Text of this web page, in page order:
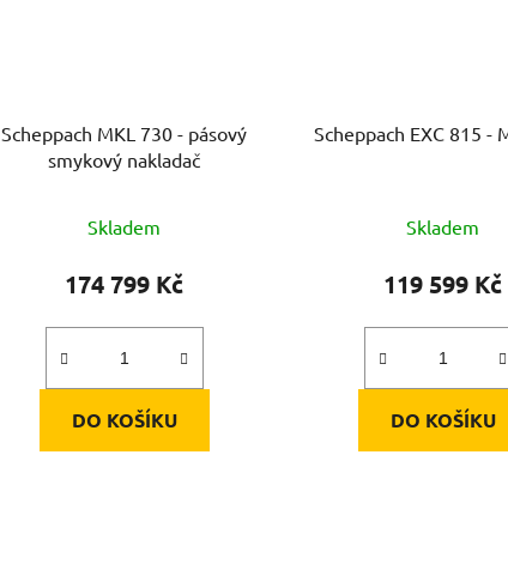
Scheppach MKL 730 - pásový
smykový nakladač
Skladem
174 799 Kč
DO KOŠÍKU
Scheppach EXC 815 -
Skladem
119 599 Kč
DO KOŠÍKU